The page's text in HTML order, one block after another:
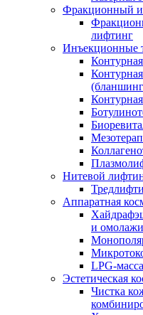
Фракционный
лифтинг
Инъекционные
Нитевой
Аппаратная
и
LPG-
Эстетическая
Чистка